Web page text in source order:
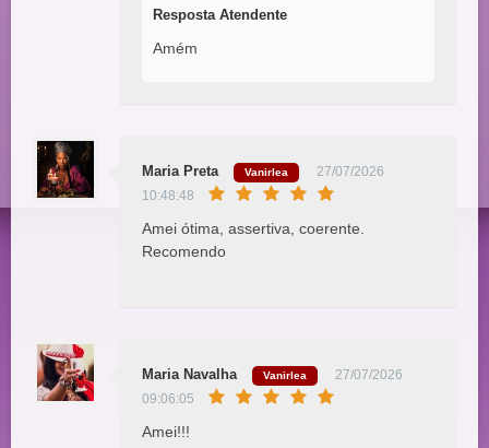
Resposta Atendente
Amém
Maria Preta Vanirlea
27/07/2026
10:48:48
Amei ótima, assertiva, coerente.
Recomendo
Maria Navalha Vanirlea
27/07/2026
09:06:05
Amei!!!